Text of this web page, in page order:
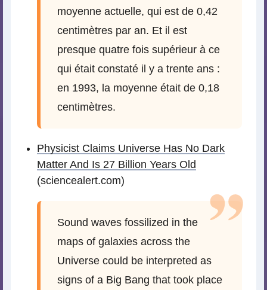
moyenne actuelle, qui est de 0,42
centimètres par an. Et il est
presque quatre fois supérieur à ce
qui était constaté il y a trente ans :
en 1993, la moyenne était de 0,18
centimètres.
Physicist Claims Universe Has No Dark
Matter And Is 27 Billion Years Old
(sciencealert.com)
Sound waves fossilized in the
maps of galaxies across the
Universe could be interpreted as
signs of a Big Bang that took place